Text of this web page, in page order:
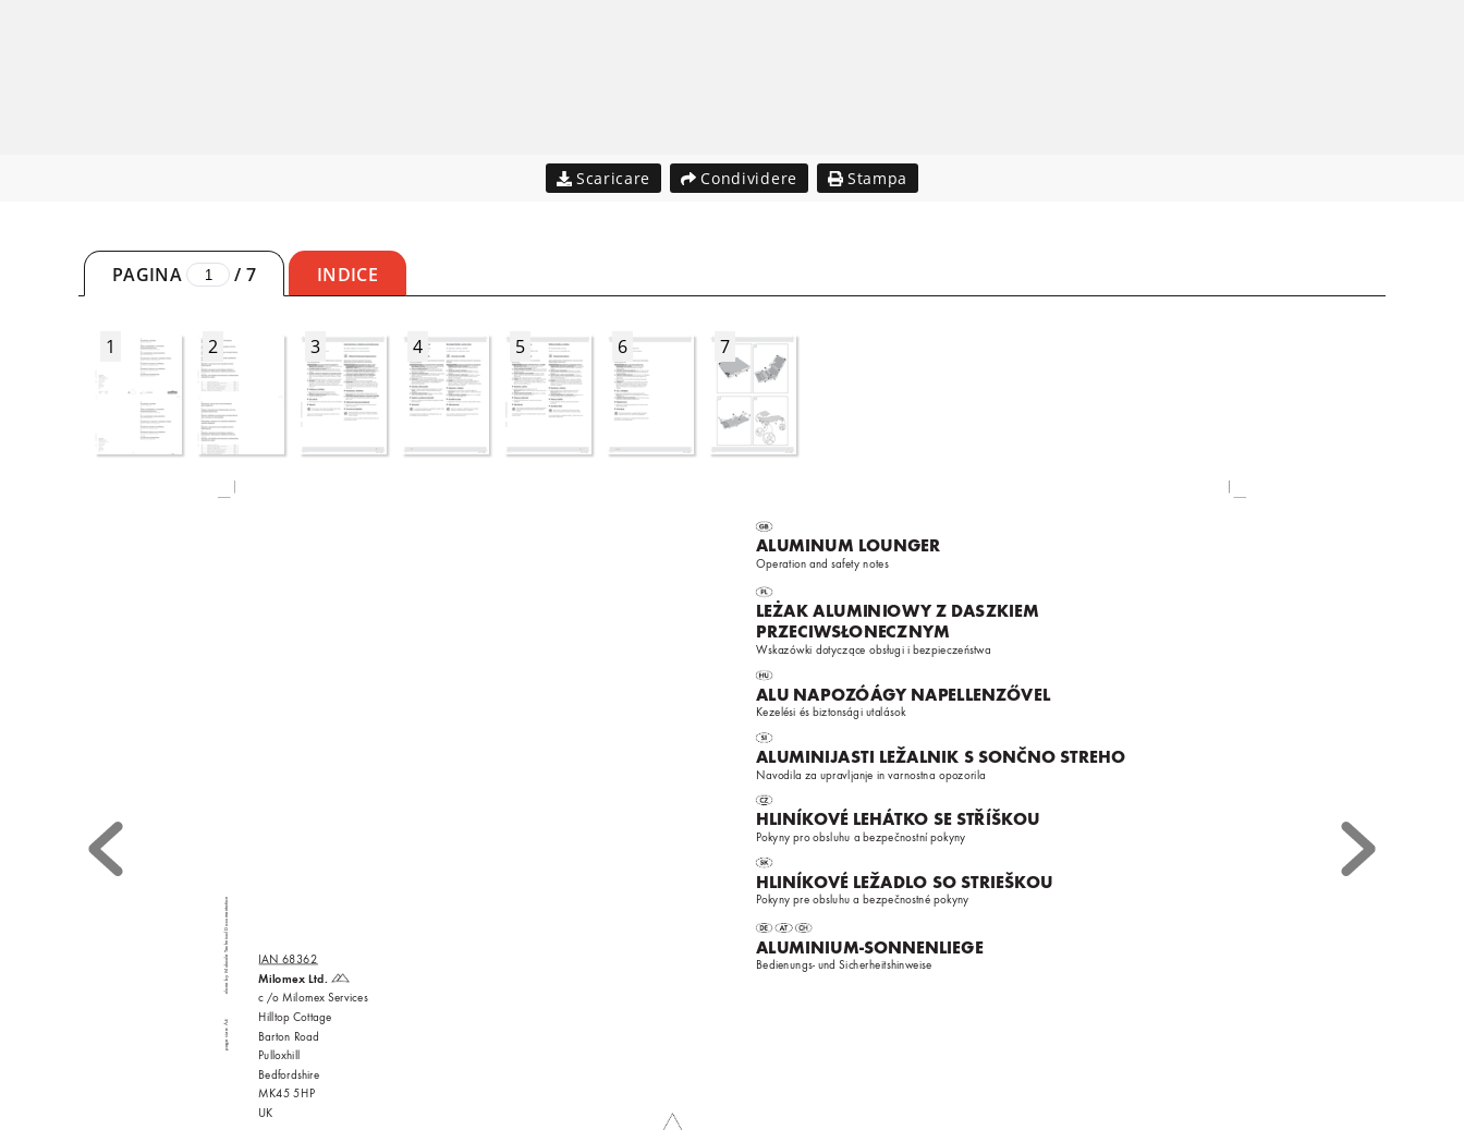
Scaricare Condividere Stampa
PAGINA / 7 INDICE
1 2 3 4 5 6 7
done by Muk
ade T
echnical Documentation
page size: A4
IAN 68362
Milomex Ltd.
c /o Milomex Services
Hilltop Cottage
Barton Road
Pulloxhill
Bedfordshire
MK45 5HP
UK
ALUMINUM LOUNGER
Operation and safety notes
LEŻAK ALUMINIOWY Z DASZKIEM
PRZECIWSŁONECZNYM
Wskazówki dotyczące obsługi i bezpieczeństwa
ALU NAPOZÓÁGY NAPELLENZŐVEL
Kezelési és biztonsági utalások
ALUMINIJASTI LEŽALNIK S SONČNO STREHO
Navodila za upravljanje in varnostna opozorila
HLINÍKOVÉ LEHÁTKO SE STŘÍŠKOU
Pokyny pro obsluhu a bezpečnostní pokyny
HLINÍKOVÉ LEŽADLO SO STRIEŠKOU
Pokyny pre obsluhu a bezpečnostné pokyny
ALUMINIUM-SONNENLIEGE
Bedienungs- und Sicherheitshinweise